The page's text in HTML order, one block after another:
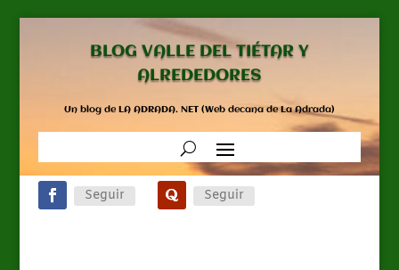
BLOG VALLE DEL TIÉTAR Y
ALREDEDORES
Un blog de LA ADRADA. NET (Web decana de La Adrada)
Seguir Seguir